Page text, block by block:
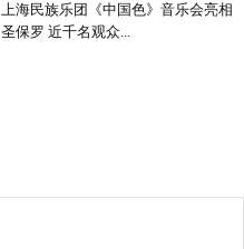
上海民族乐团《中国色》音乐会亮相
圣保罗 近千名观众...